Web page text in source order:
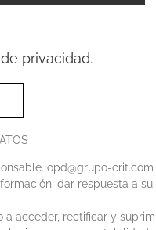
privacidad.
crit.com
dar respuesta a su
a acceder, rectificar y